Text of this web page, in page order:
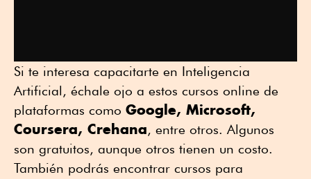
Si te interesa capacitarte en Inteligencia
Artificial, échale ojo a estos cursos online de
plataformas como Google, Microsoft,
Coursera, Crehana, entre otros. Algunos
son gratuitos, aunque otros tienen un costo.
También podrás encontrar cursos para